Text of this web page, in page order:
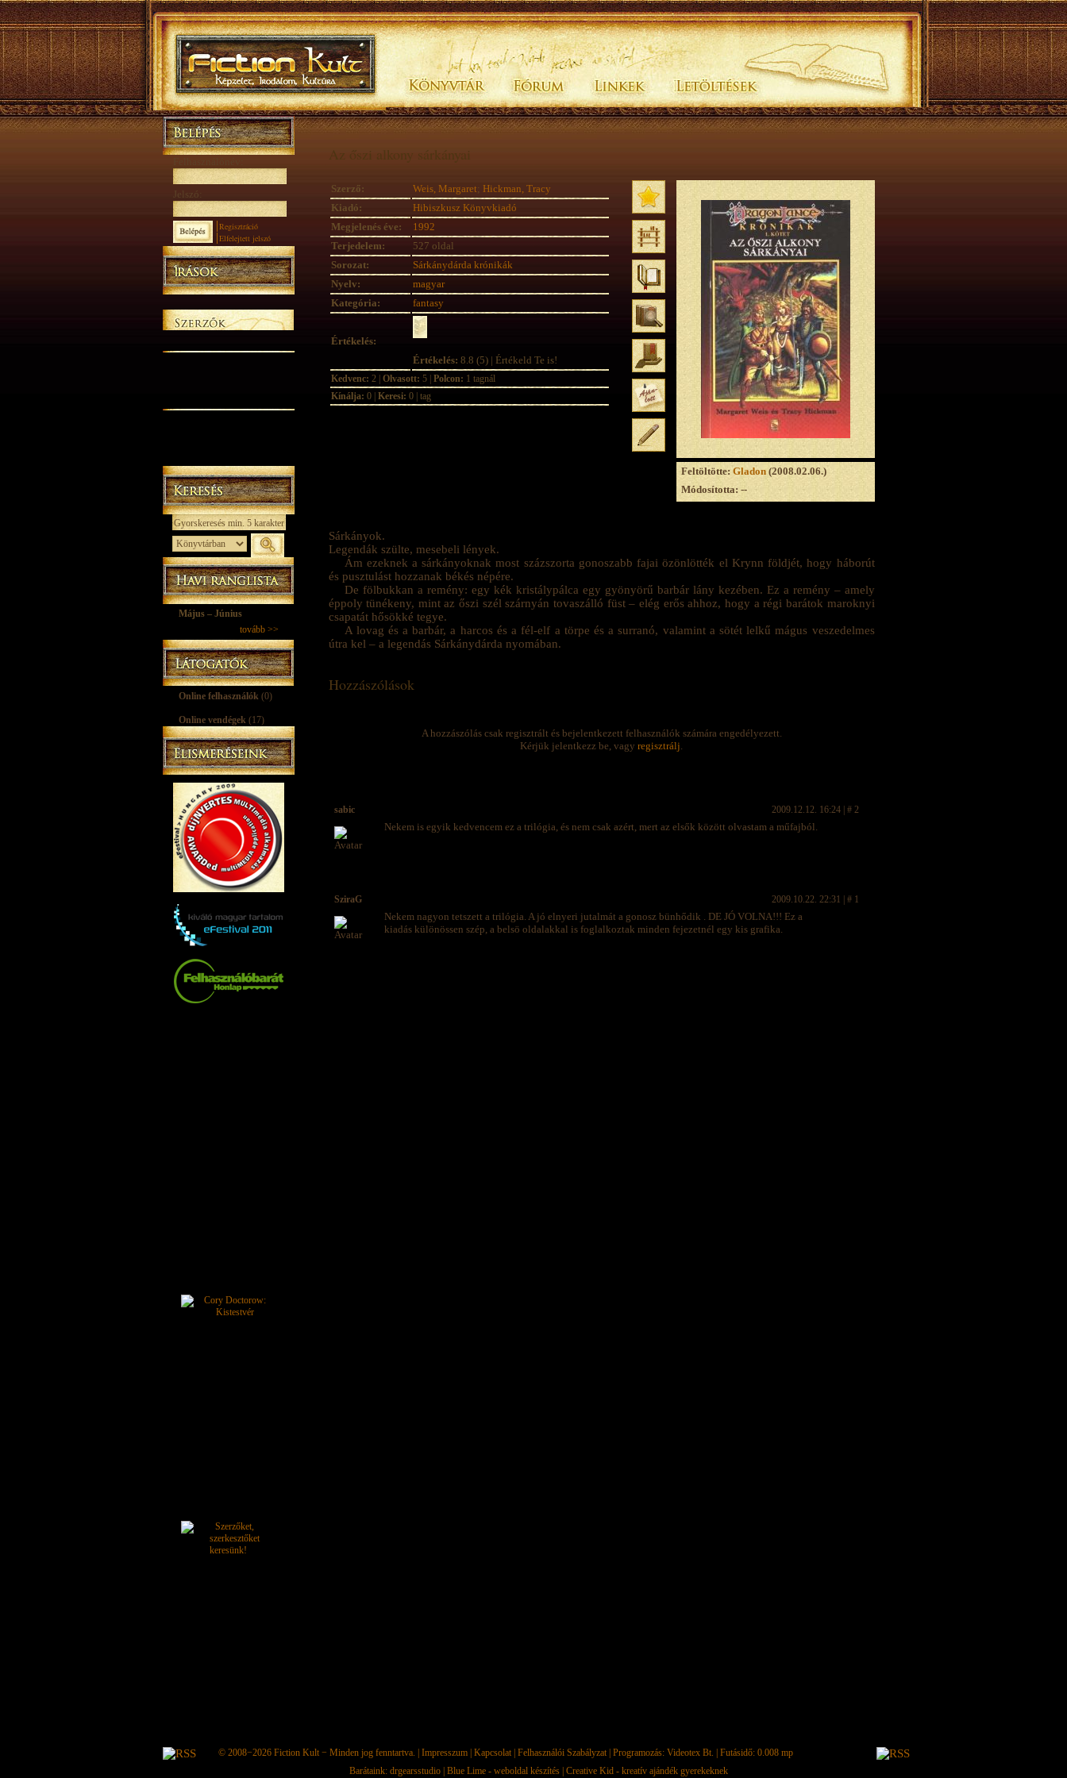
Jelszó:
Regisztráció
Elfelejtett jelszó
Május – Június
tovább >>
Online felhasználók (0)
Online vendégek(17)
Az őszi alkony sárkányai
Feltöltötte: Gladon(2008.02.06.)
Módosította: --
Szerző: Weis, Margaret; Hickman, Tracy
Kiadó:
Hibiszkusz Könyvkiadó
Megjelenés éve:
1992
Terjedelem:
527 oldal
Sorozat:
Sárkánydárda krónikák
Nyelv:
magyar
Kategória:
fantasy
Értékelés:
Értékelés: 8.8 (5) | Értékeld Te is!
Kedvenc: 2 | Olvasott: 5 | Polcon: 1 tagnál
Kínálja: 0 | Keresi: 0 | tag
Sárkányok.
Legendák szülte, mesebeli lények.
Ám ezeknek a sárkányoknak most százszorta gonoszabb fajai özönlötték el Krynn földjét, hogy háborút
és pusztulást hozzanak békés népére.
De fölbukkan a remény: egy kék kristálypálca egy gyönyörű barbár lány kezében. Ez a remény – amely
éppoly tünékeny, mint az őszi szél szárnyán tovaszálló füst – elég erős ahhoz, hogy a régi barátok maroknyi
csapatát hősökké tegye.
A lovag és a barbár, a harcos és a fél-elf a törpe és a surranó, valamint a sötét lelkű mágus veszedelmes
útra kel – a legendás Sárkánydárda nyomában.
Hozzászólások
A hozzászólás csak regisztrált és bejelentkezett felhasználók számára engedélyezett.
Kérjük jelentkezz be, vagy regisztrálj.
sabic 2009.12.12. 16:24 | # 2
Nekem is egyik kedvencem ez a trilógia, és nem csak azért, mert az elsők között olvastam a műfajból.
SziraG 2009.10.22. 22:31 | # 1
Nekem nagyon tetszett a trilógia. A jó elnyeri jutalmát a gonosz bünhődik . DE JÓ VOLNA!!! Ez a
kiadás különössen szép, a belsö oldalakkal is foglalkoztak minden fejezetnél egy kis grafika.
© 2008−2026 Fiction Kult− Minden jog fenntartva. | Impresszum| Kapcsolat| Felhasználói Szabályzat| Programozás: Videotex Bt. | Futásidő: 0.008 mp
Barátaink: drgearsstudio| Blue Lime - weboldal készítés| Creative Kid - kreatív ajándék gyerekeknek